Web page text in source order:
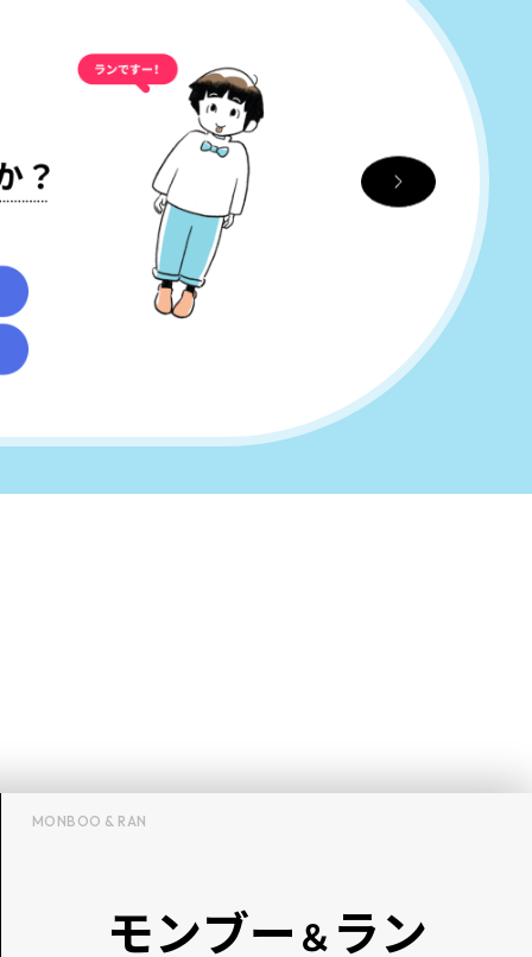
MONBOO & RAN
モンブー ＆ ラン